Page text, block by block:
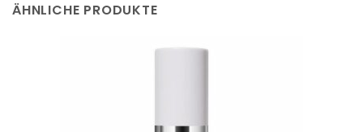
ÄHNLICHE PRODUKTE